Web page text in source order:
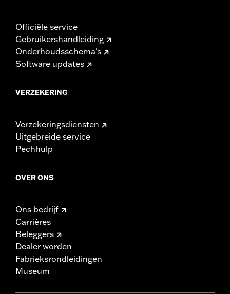
Officiële service
Gebruikershandleiding
Onderhoudsschema's
Software updates
VERZEKERING
Verzekeringsdiensten
Uitgebreide service
Pechhulp
OVER ONS
Ons bedrijf
Carrières
Beleggers
Dealer worden
Fabrieksrondleidingen
Museum